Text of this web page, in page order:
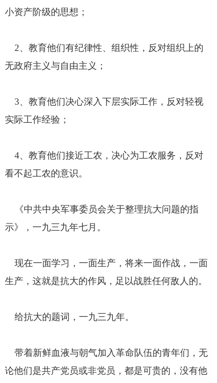
小资产阶级的思想；
2、教育他们有纪律性、组织性，反对组织上的
无政府主义与自由主义；
3、教育他们决心深入下层实际工作，反对轻视
实际工作经验；
4、教育他们接近工农，决心为工农服务，反对
看不起工农的意识。
《中共中央军事委员会关于整理抗大问题的指
示》，一九三九年七月。
现在一面学习，一面生产，将来一面作战，一面
生产，这就是抗大的作风，足以战胜任何敌人的。
给抗大的题词，一九三九年。
带着新鲜血液与朝气加入革命队伍的青年们，无
论他们是共产党员或非党员，都是可贵的，没有他